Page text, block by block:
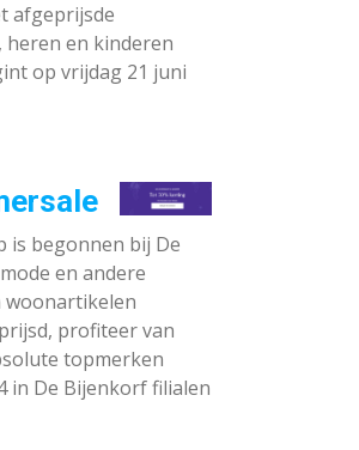
afgeprijsde
heren en kinderen
op vrijdag 21 juni
is begonnen bij De
en andere
woonartikelen
profiteer van
topmerken
in De Bijenkorf filialen